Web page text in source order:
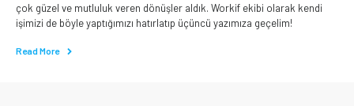
çok güzel ve mutluluk veren dönüşler aldık. Workif ekibi olarak kendi
işimizi de böyle yaptığımızı hatırlatıp üçüncü yazımıza geçelim!
Read More